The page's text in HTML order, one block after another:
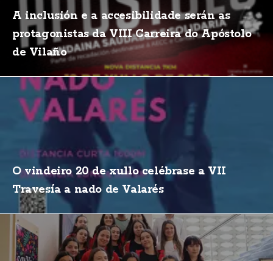
A inclusión e a accesibilidade serán as
protagonistas da VIII Carreira do Apóstolo
de Vilaño
O vindeiro 20 de xullo celébrase a VII
Travesía a nado de Valarés